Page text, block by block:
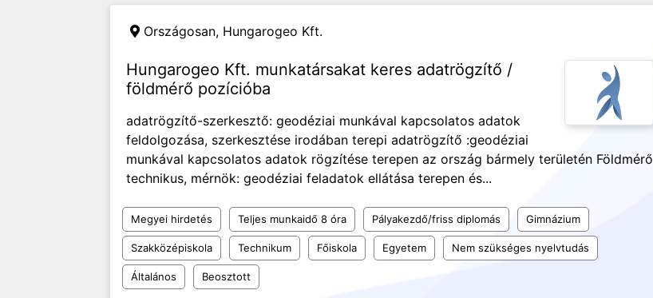
Országosan, Hungarogeo Kft.
Hungarogeo Kft. munkatársakat keres adatrögzítő /
földmérő pozícióba
adatrögzítő-szerkesztő: geodéziai munkával kapcsolatos adatok
feldolgozása, szerkesztése irodában terepi adatrögzítő :geodéziai
munkával kapcsolatos adatok rögzítése terepen az ország bármely területén Földmérő
technikus, mérnök: geodéziai feladatok ellátása terepen és...
Megyei hirdetés Teljes munkaidő 8 óra Pályakezdő/friss diplomás Gimnázium
Szakközépiskola Technikum Főiskola Egyetem Nem szükséges nyelvtudás
Általános Beosztott